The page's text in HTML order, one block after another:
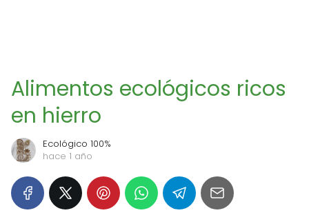
Alimentos ecológicos ricos
en hierro
Ecológico 100%
hace 1 año